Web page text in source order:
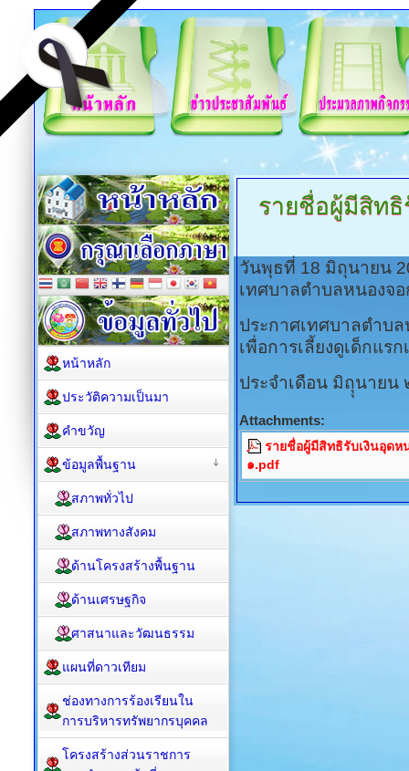
รายชื่อผู้มีสิทธิ
วันพุธที่ 18 มิถุนายน
เทศบาลตำบลหนองจ
ประกาศเทศบาลตำบ
เพื่อการเลี้ยงดูเด็กแรก
ประจำเดือน มิถุุนาย
Attachments:
รายชื่อผู้มีสิทธิรับเงินอุด
๑.pdf
หน้าหลัก
ประวัติความเป็นมา
คำขวัญ
ข้อมูลพื้นฐาน
สภาพทั่วไป
สภาพทางสังคม
ด้านโครงสร้างพื้นฐาน
ด้านเศรษฐกิจ
ศาสนาและวัฒนธรรม
แผนที่ดาวเทียม
ช่องทางการร้องเรียนใน
การบริหารทรัพยากรบุคคล
โครงสร้างส่วนราชการ